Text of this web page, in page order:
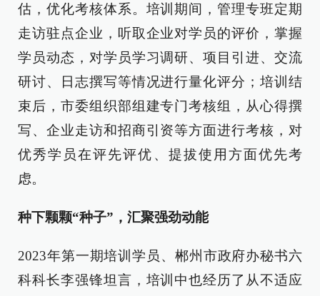
估，优化考核体系。培训期间，管理专班定期
走访驻点企业，听取企业对学员的评价，掌握
学员动态，对学员学习调研、项目引进、交流
研讨、日志撰写等情况进行量化评分；培训结
束后，市委组织部组建专门考核组，从心得撰
写、企业走访和招商引资等方面进行考核，对
优秀学员在评先评优、提拔使用方面优先考
虑。
种下颗颗“种子”，汇聚强劲动能
2023年第一期培训学员、郴州市政府办秘书六
科科长李强锋坦言，培训中也经历了从不适应